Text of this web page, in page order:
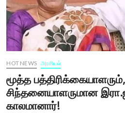
HOT NEWS அரசியல்
மூத்த
சிந்தனையாளருமான
காலமானார்!